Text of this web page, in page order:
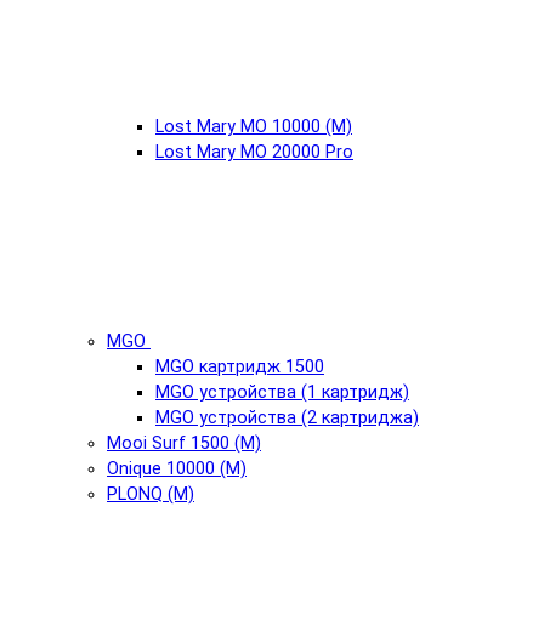
Lost Mary MO 10000 (М)
Lost Mary MO 20000 Pro
MGO
MGO картридж 1500
MGO устройства (1 картридж)
MGO устройства (2 картриджа)
Mooi Surf 1500 (М)
Onique 10000 (М)
PLONQ (М)